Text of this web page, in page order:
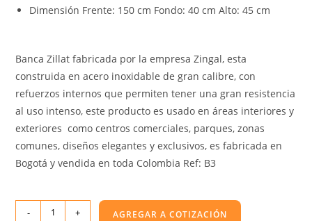
Dimensión Frente: 150 cm Fondo: 40 cm Alto: 45 cm
Banca Zillat fabricada por la empresa Zingal, esta
construida en acero inoxidable de gran calibre, con
refuerzos internos que permiten tener una gran resistencia
al uso intenso, este producto es usado en áreas interiores y
exteriores como centros comerciales, parques, zonas
comunes, diseños elegantes y exclusivos, es fabricada en
Bogotá y vendida en toda Colombia Ref: B3
- + AGREGAR A COTIZACIÓN